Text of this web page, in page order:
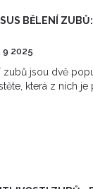
BĚLENÍ ZUBŮ:
9 2025
zubů jsou dvě
která z nich